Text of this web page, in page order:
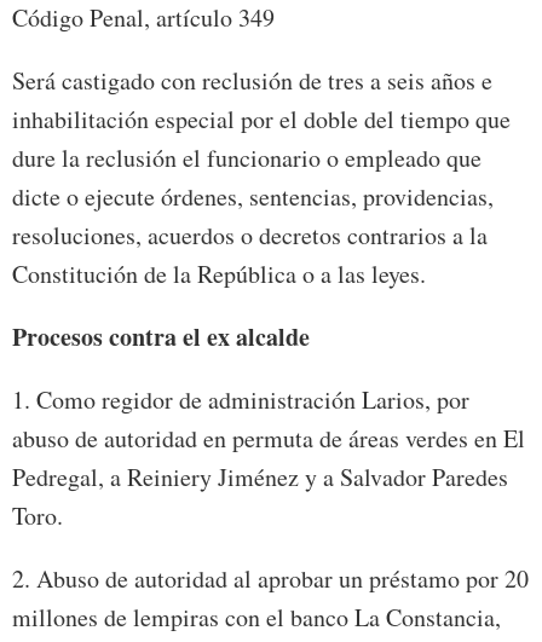
Código Penal, artículo 349
Será castigado con reclusión de tres a seis años e
inhabilitación especial por el doble del tiempo que
dure la reclusión el funcionario o empleado que
dicte o ejecute órdenes, sentencias, providencias,
resoluciones, acuerdos o decretos contrarios a la
Constitución de la República o a las leyes.
Procesos contra el ex alcalde
1. Como regidor de administración Larios, por
abuso de autoridad en permuta de áreas verdes en El
Pedregal, a Reiniery Jiménez y a Salvador Paredes
Toro.
2. Abuso de autoridad al aprobar un préstamo por 20
millones de lempiras con el banco La Constancia,